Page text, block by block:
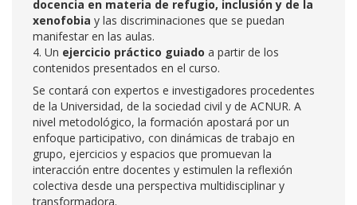
docencia en materia de refugio, inclusión y de la
xenofobia y las discriminaciones que se puedan
manifestar en las aulas.
4. Un ejercicio práctico guiado a partir de los
contenidos presentados en el curso.
Se contará con expertos e investigadores procedentes
de la Universidad, de la sociedad civil y de ACNUR. A
nivel metodológico, la formación apostará por un
enfoque participativo, con dinámicas de trabajo en
grupo, ejercicios y espacios que promuevan la
interacción entre docentes y estimulen la reflexión
colectiva desde una perspectiva multidisciplinar y
transformadora.